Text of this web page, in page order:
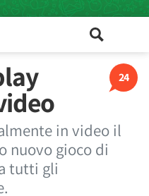
24
in video il
nuovo gioco di
tutti gli